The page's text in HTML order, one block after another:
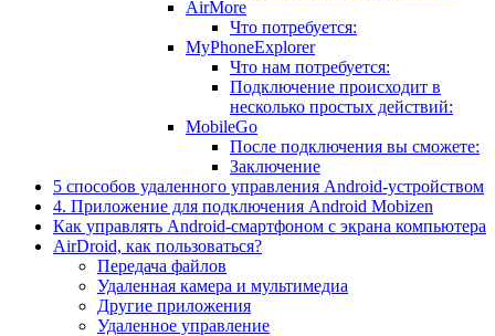
AirMore
Что потребуется:
MyPhoneExplorer
Что нам потребуется:
Подключение происходит в
несколько простых действий:
MobileGo
После подключения вы сможете:
Заключение
5 способов удаленного управления Android-устройством
4. Приложение для подключения Android Mobizen
Как управлять Android-смартфоном с экрана компьютера
AirDroid, как пользоваться?
Передача файлов
Удаленная камера и мультимедиа
Другие приложения
Удаленное управление